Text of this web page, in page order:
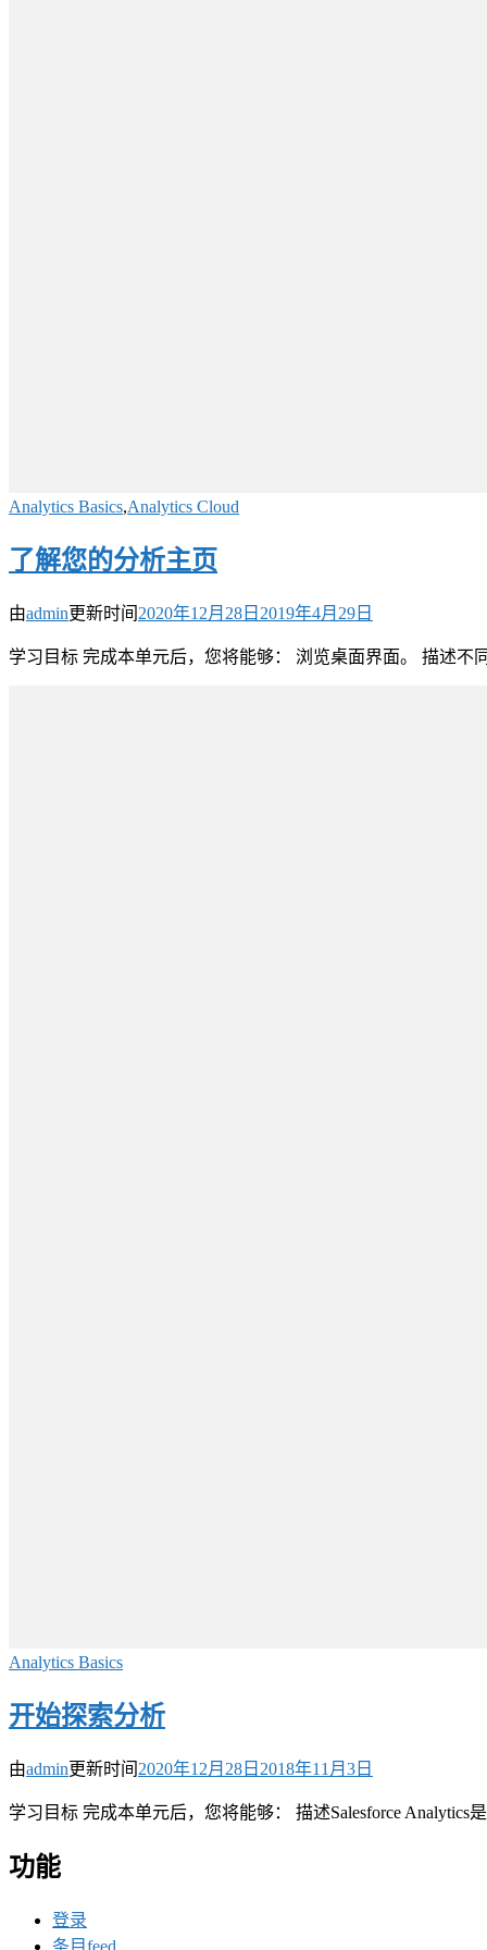
Analytics Basics,Analytics Cloud
了解您的分析主页
由admin更新时间 2020年12月28日 2019年4月29日
学习目标 完成本单元后，您将能够： 浏览桌面界面。 描述
Analytics Basics
开始探索分析
由admin更新时间 2020年12月28日 2018年11月3日
学习目标 完成本单元后，您将能够： 描述Salesforce Analytics
功能
登录
条目feed